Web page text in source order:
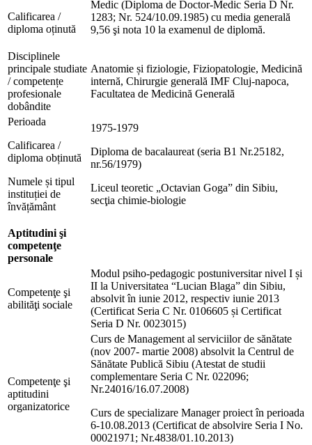
Calificarea /
diploma oținută
Medic (Diploma de Doctor-Medic Seria D Nr.
1283; Nr. 524/10.09.1985) cu media generală
9,56 şi nota 10 la examenul de diplomă.
Disciplinele
principale studiate
/ competențe
profesionale
dobândite
Anatomie și fiziologie, Fiziopatologie, Medicină
internă, Chirurgie generală IMF Cluj-napoca,
Facultatea de Medicină Generală
Perioada
Calificarea /
diploma obținută
Numele și tipul
instituției de
învățământ
1975-1979
Diploma de bacalaureat (seria B1 Nr.25182,
nr.56/1979)
Liceul teoretic „Octavian Goga” din Sibiu,
secţia chimie-biologie
Aptitudini şi
competenţe
personale
Competenţe şi
abilităţi sociale
Modul psiho-pedagogic postuniversitar nivel I și
II la Universitatea “Lucian Blaga” din Sibiu,
absolvit în iunie 2012, respectiv iunie 2013
(Certificat Seria C Nr. 0106605 și Certificat
Seria D Nr. 0023015)
Competenţe şi
aptitudini
organizatorice
Curs de Management al serviciilor de sănătate
(nov 2007- martie 2008) absolvit la Centrul de
Sănătate Publică Sibiu (Atestat de studii
complementare Seria C Nr. 022096;
Nr.24016/16.07.2008)
Curs de specializare Manager proiect în perioada
6-10.08.2013 (Certificat de absolvire Seria I No.
00021971; Nr.4838/01.10.2013)